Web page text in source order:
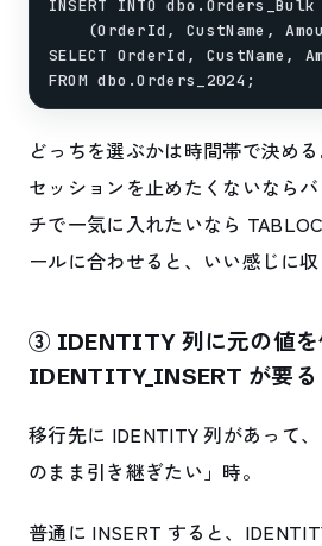
INSERT INTO dbo.Orders_Bulk
(OrderId, CustName,
SELECT OrderId, CustName,
どっちを選ぶかは時間帯で決め
セッションを止めたくないなら
チで一気に入れたいなら
ールに合わせると、いい感じに収
③ IDENTITY 列に元の値を
IDENTITY_INSERT が要る
移行先に IDENTITY 列があって
のまま引き継ぎたい」時。
普通に INSERT すると、